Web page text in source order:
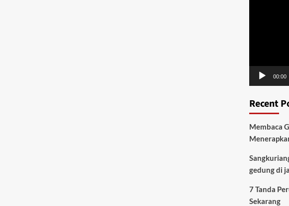
00:00
Recent
Membaca
gedung di
7 Tanda
Sekarang